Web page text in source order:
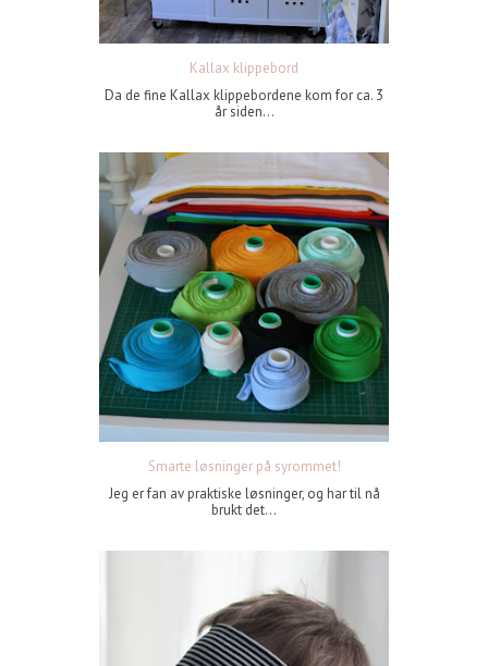
Kallax klippebord
Da de fine Kallax klippebordene kom for ca. 3
år siden...
Smarte løsninger på syrommet!
Jeg er fan av praktiske løsninger, og har til nå
brukt det...